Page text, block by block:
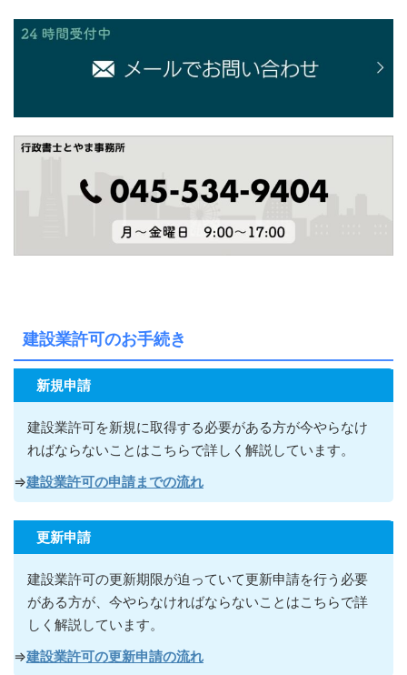
建設業許可のお手続き
新規申請
建設業許可を新規に取得する必要がある方が今やらなけ
ればならないこ とはこちらで詳しく解説しています。
⇒建設業許可の申請までの流れ
更新申請
建設業許可の更新期限が迫っていて更新申請を行う必要
がある方が 、今やらなければならないこ とはこちらで詳
しく解説しています。
⇒建設業許可の更新申請の流れ